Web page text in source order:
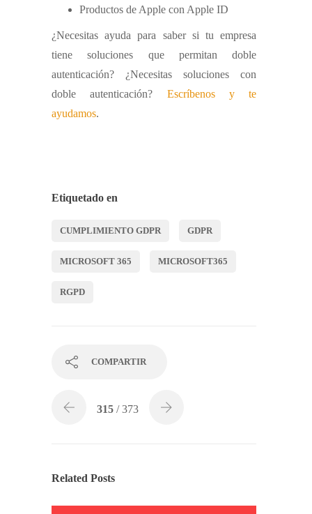
Productos de Apple con Apple ID
¿Necesitas ayuda para saber si tu empresa
tiene soluciones que permitan doble
autenticación? ¿Necesitas soluciones con
doble autenticación? Escríbenos y te
ayudamos.
Etiquetado en
CUMPLIMIENTO GDPR GDPR
MICROSOFT 365 MICROSOFT365
RGPD
COMPARTIR
315 / 373
Related Posts